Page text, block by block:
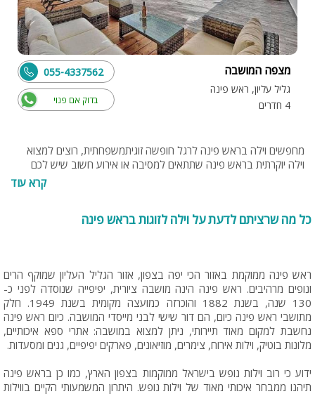
מצפה המושבה
גליל עליון, ראש פינה
4 חדרים
בדוק אם פנוי
055-4337562
מחפשים וילה בראש פינה לרגל חופשה זוגיתמשפחתית, רוצים למצוא
וילה יוקרתית בראש פינה שתתאים למסיבה או אירוע חשוב שיש לכם
בקרוב? כאן בעמוד שלפניכם מוצגות כל הוילות היוקרתיות בראש פינה.
בהקלקה על כל וילה, תוכלו לראות תמונות ולקרוא מידע נרחב על
קרא עוד
כל מה שרציתם לדעת על וילה לזוגות בראש פינה
ראש פינה ממוקמת באזור הכי יפה בצפון, אזור הגליל העליון שמוקף הרים
ונופים מרהיבים. ראש פינה הינה מושבה ציורית, יפיפייה שנוסדה לפני כ-
130 שנה, בשנת 1882 והוכרזה כמועצה מקומית בשנת 1949. חלק
מתושבי ראש פינה כיום, הם דור שישי לבני מייסדי המושבה. כיום ראש פינה
נחשבת למקום מאוד תיירותי, ניתן למצוא במושבה: אתרי ספא איכותיים,
מלונות בוטיק, וילות אירוח, צימרים, מוזיאונים, פארקים יפיפיים, גנים ומסעדות.
ידוע כי רוב וילות נופש בישראל ממוקמות בצפון הארץ, כמו כן בראש פינה
תיהנו ממבחר איכותי מאוד של וילות נופש. היתרון המשמעותי הקיים בווילות